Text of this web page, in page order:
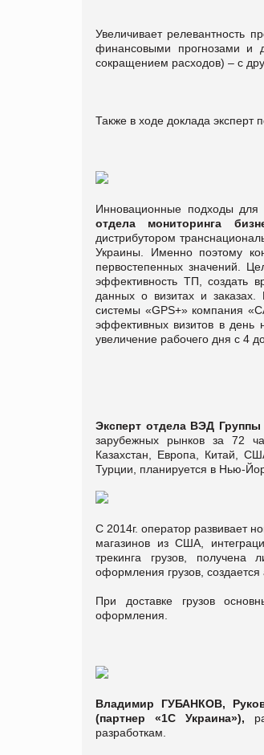
Увеличивает релевантность
финансовыми прогнозами и
сокращением расходов) – с
Также в ходе доклада эксперт
Инновационные подходы для
отдела мониторинга
дистрибутором
Украины. Именно поэтому
первостепенных значений.
эффективность ТП, создать
данных о визитах и заказах.
системы «GPS+» компания
эффективных визитов в день
увеличение рабочего дня с 4
Эксперт отдела ВЭД
зарубежных рынков за 72
Казахстан, Европа, Китай,
Турции, планируется в Нью-
С 2014г. оператор развивает
магазинов из США,
трекинга грузов, получена
оформления грузов,
При доставке грузов
оформления.
Владимир ГУБАНКОВ,
(партнер «1С Украина»),
разработкам.